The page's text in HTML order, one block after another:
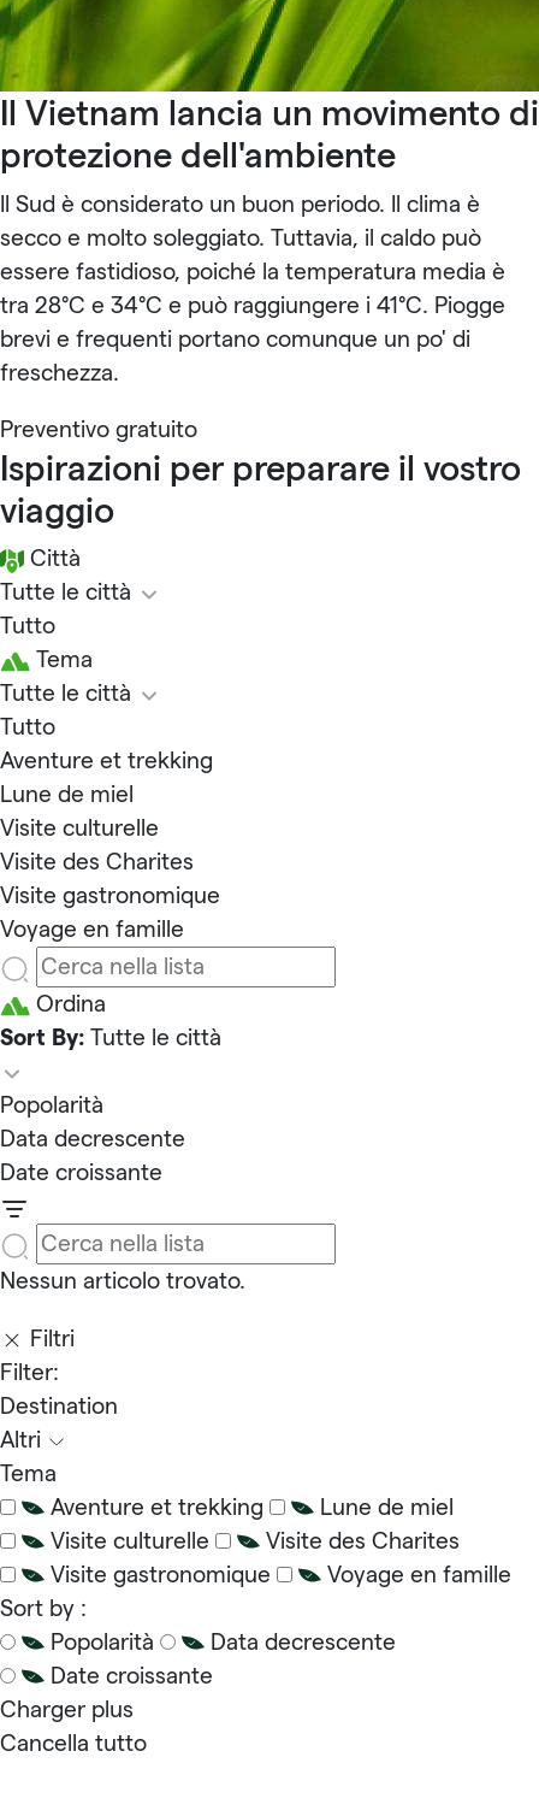
Il Vietnam lancia un movimento di
protezione dell'ambiente
Il Sud è considerato un buon periodo. Il clima è
secco e molto soleggiato. Tuttavia, il caldo può
essere fastidioso, poiché la temperatura media è
tra 28°C e 34°C e può raggiungere i 41°C. Piogge
brevi e frequenti portano comunque un po' di
freschezza.
Preventivo gratuito
Ispirazioni per preparare il vostro
viaggio
Città
Tutte le città
Tutto
Tema
Tutte le città
Tutto
Aventure et trekking
Lune de miel
Visite culturelle
Visite des Charites
Visite gastronomique
Voyage en famille
Ordina
Sort By: Tutte le città
Popolarità
Data decrescente
Date croissante
Nessun articolo trovato.
Filtri
Filter:
Destination
Altri
Tema
Aventure et trekking
Lune de miel
Visite culturelle
Visite des Charites
Visite gastronomique
Voyage en famille
Sort by :
Popolarità
Data decrescente
Date croissante
Charger plus
Cancella tutto